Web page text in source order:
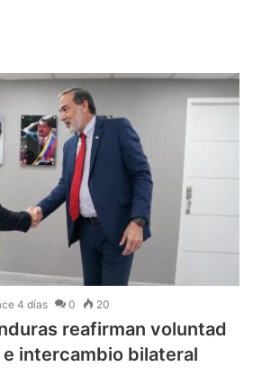
4 días 0 20
reafirman voluntad
intercambio bilateral